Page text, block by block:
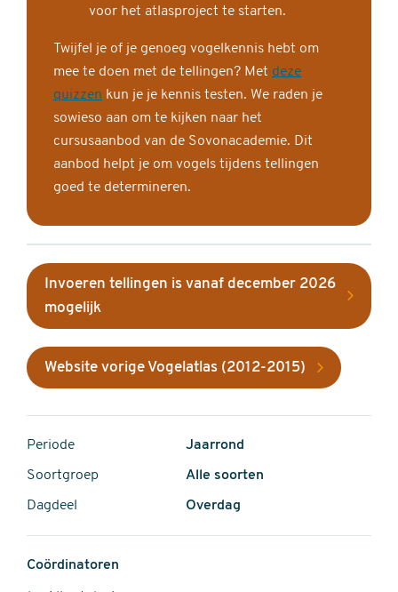
voor het atlasproject te starten.
Twijfel je of je genoeg vogelkennis hebt om
mee te doen met de tellingen? Met deze
quizzen kun je je kennis testen. We raden je
sowieso aan om te kijken naar het
cursusaanbod van de Sovonacademie. Dit
aanbod helpt je om vogels tijdens tellingen
goed te determineren.
Invoeren tellingen is vanaf december 2026
mogelijk
Website vorige Vogelatlas (2012-2015)
Periode Jaarrond
Soortgroep Alle soorten
Dagdeel Overdag
Coördinatoren